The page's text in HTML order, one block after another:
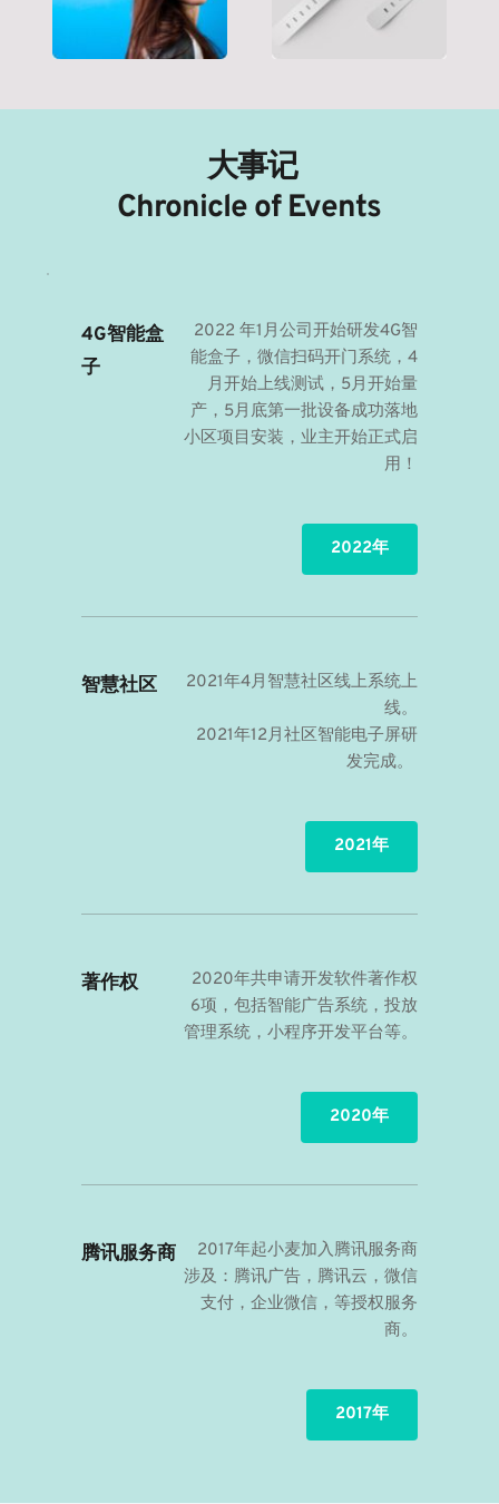
大事记
Chronicle of Events
4G智能盒
子
2022 年1月公司开始研发4G智
能盒子，微信扫码开门系统，4
月开始上线测试，5月开始量
产，5月底第一批设备成功落地
小区项目安装，业主开始正式启
用！
2022年
智慧社区
2021年4月智慧社区线上系统上
线。
2021年12月社区智能电子屏研
发完成。
2021年
著作权
2020年共申请开发软件著作权
6项，包括智能广告系统，投放
管理系统，小程序开发平台等。
2020年
腾讯服务商
2017年起小麦加入腾讯服务商
涉及：腾讯广告，腾讯云，微信
支付，企业微信，等授权服务
商。
2017年